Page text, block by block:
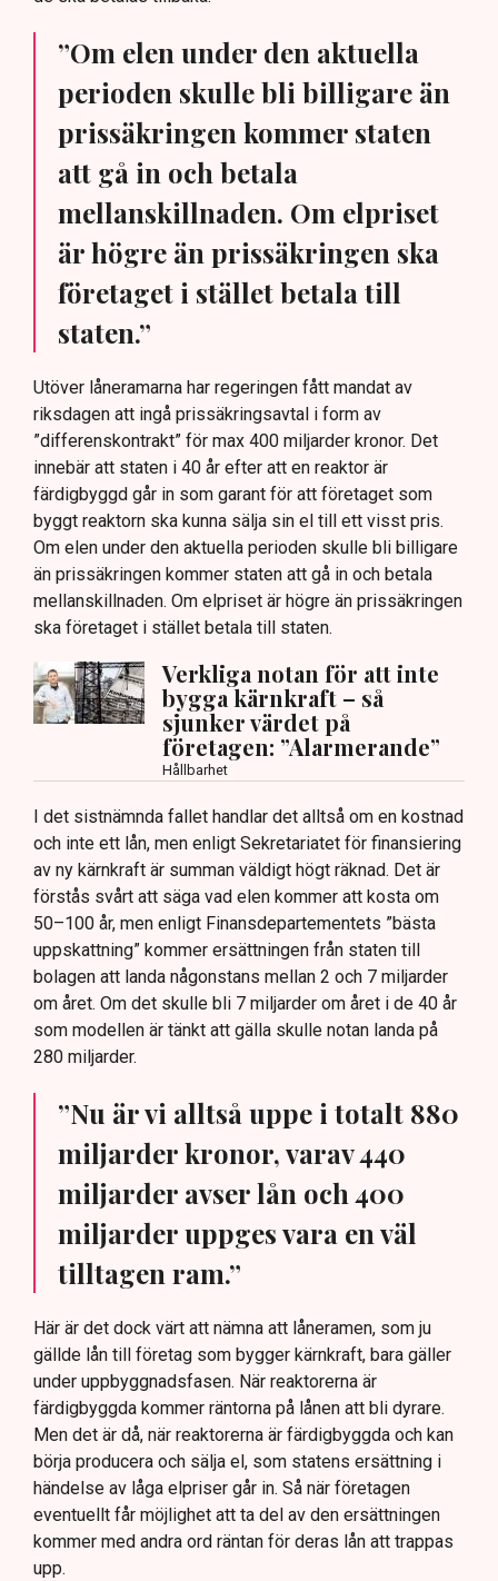
”Om elen under den aktuella
perioden skulle bli billigare än
prissäkringen kommer staten
att gå in och betala
mellanskillnaden. Om elpriset
är högre än prissäkringen ska
företaget i stället betala till
staten.”
Utöver låneramarna har regeringen fått mandat av
riksdagen att ingå prissäkringsavtal i form av
”differenskontrakt” för max 400 miljarder kronor. Det
innebär att staten i 40 år efter att en reaktor är
färdigbyggd går in som garant för att företaget som
byggt reaktorn ska kunna sälja sin el till ett visst pris.
Om elen under den aktuella perioden skulle bli billigare
än prissäkringen kommer staten att gå in och betala
mellanskillnaden. Om elpriset är högre än prissäkringen
ska företaget i stället betala till staten.
Verkliga notan för att inte
bygga kärnkraft – så
sjunker värdet på
företagen: ”Alarmerande”
Hållbarhet
I det sistnämnda fallet handlar det alltså om en kostnad
och inte ett lån, men enligt Sekretariatet för finansiering
av ny kärnkraft är summan väldigt högt räknad. Det är
förstås svårt att säga vad elen kommer att kosta om
50–100 år, men enligt Finansdepartementets ”bästa
uppskattning” kommer ersättningen från staten till
bolagen att landa någonstans mellan 2 och 7 miljarder
om året. Om det skulle bli 7 miljarder om året i de 40 år
som modellen är tänkt att gälla skulle notan landa på
280 miljarder.
”Nu är vi alltså uppe i totalt 880
miljarder kronor, varav 440
miljarder avser lån och 400
miljarder uppges vara en väl
tilltagen ram.”
Här är det dock värt att nämna att låneramen, som ju
gällde lån till företag som bygger kärnkraft, bara gäller
under uppbyggnadsfasen. När reaktorerna är
färdigbyggda kommer räntorna på lånen att bli dyrare.
Men det är då, när reaktorerna är färdigbyggda och kan
börja producera och sälja el, som statens ersättning i
händelse av låga elpriser går in. Så när företagen
eventuellt får möjlighet att ta del av den ersättningen
kommer med andra ord räntan för deras lån att trappas
upp.